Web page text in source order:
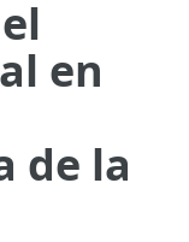
en
de la